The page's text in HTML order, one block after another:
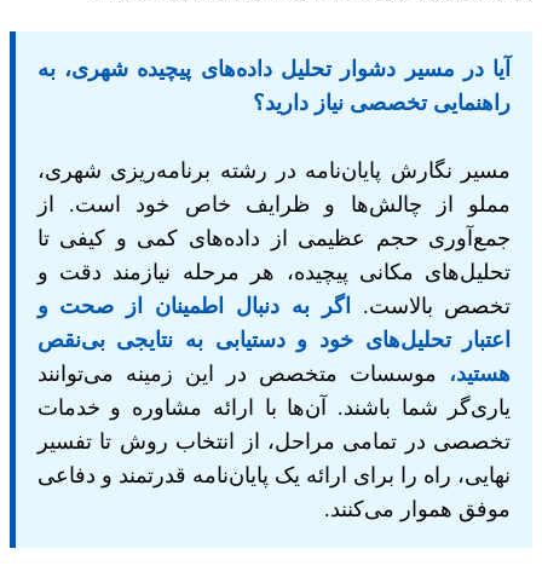
آیا در مسیر دشوار تحلیل داده‌های پیچیده شهری، به
راهنمایی تخصصی نیاز دارید؟
مسیر نگارش پایان‌نامه در رشته برنامه‌ریزی شهری،
مملو از چالش‌ها و ظرایف خاص خود است. از
جمع‌آوری حجم عظیمی از داده‌های کمی و کیفی تا
تحلیل‌های مکانی پیچیده، هر مرحله نیازمند دقت و
تخصص بالاست.
اگر به دنبال اطمینان از صحت و
اعتبار تحلیل‌های خود و دستیابی به نتایجی بی‌نقص
هستید، موسسات متخصص در این زمینه می‌توانند
یاری‌گر شما باشند. آن‌ها با ارائه مشاوره و خدمات
تخصصی در تمامی مراحل، از انتخاب روش تا تفسیر
نهایی، راه را برای ارائه یک پایان‌نامه قدرتمند و دفاعی
موفق هموار می‌کنند.